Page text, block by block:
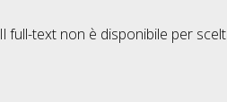
Il full-text non è disponibile per